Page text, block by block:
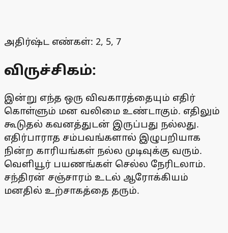
அதிர்ஷ்ட எண்கள்: 2, 5, 7
விருச்சிகம்:
இன்று எந்த ஒரு விவகாரத்தையும் எதிர்
கொள்ளும் மன வலிமை உண்டாகும். எதிலும்
கூடுதல் கவனத்துடன் இருப்பது நல்லது.
எதிர்பாராத சம்பவங்களால் இழுபறியாக
நின்ற காரியங்கள் நல்ல முடிவுக்கு வரும்.
வெளியூர் பயணங்கள் செல்ல நேரிடலாம்.
சந்திரன் சஞ்சாரம் உடல் ஆரோக்கியம்
மனதில் உற்சாகத்தை தரும்.